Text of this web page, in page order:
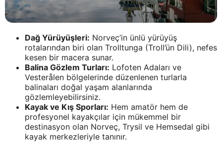
Dağ Yürüyüşleri: Norveç’in ünlü yürüyüş
rotalarından biri olan Trolltunga (Troll’ün Dili), nefes
kesen bir macera sunar.
Balina Gözlem Turları: Lofoten Adaları ve
Vesterålen bölgelerinde düzenlenen turlarla
balinaları doğal yaşam alanlarında
gözlemleyebilirsiniz.
Kayak ve Kış Sporları: Hem amatör hem de
profesyonel kayakçılar için mükemmel bir
destinasyon olan Norveç, Trysil ve Hemsedal gibi
kayak merkezleriyle tanınır.